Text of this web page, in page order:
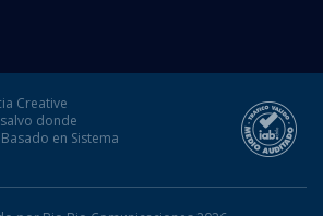
Creative
donde
en Sistema